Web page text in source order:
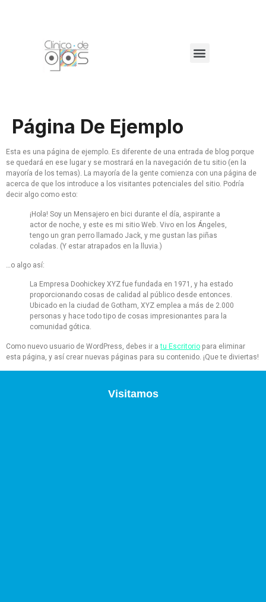
Página De Ejemplo
Esta es una página de ejemplo. Es diferente de una entrada de blog porque
se quedará en ese lugar y se mostrará en la navegación de tu sitio (en la
mayoría de los temas). La mayoría de la gente comienza con una página de
acerca de que los introduce a los visitantes potenciales del sitio. Podría
decir algo como esto:
¡Hola! Soy un Mensajero en bici durante el día, aspirante a
actor de noche, y este es mi sitio Web. Vivo en los Ángeles,
tengo un gran perro llamado Jack, y me gustan las piñas
coladas. (Y estar atrapados en la lluvia.)
…o algo así:
La Empresa Doohickey XYZ fue fundada en 1971, y ha estado
proporcionando cosas de calidad al público desde entonces.
Ubicado en la ciudad de Gotham, XYZ emplea a más de 2.000
personas y hace todo tipo de cosas impresionantes para la
comunidad gótica.
Como nuevo usuario de WordPress, debes ir atu Escritorio para eliminar
esta página, y así crear nuevas páginas para su contenido. ¡Que te diviertas!
Visitamos